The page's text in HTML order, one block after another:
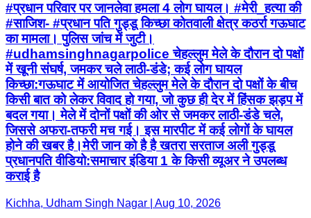
#प्रधान परिवार पर जानलेवा हमला 4 लोग घायल। #मेरी_हत्या की
#साजिश- #प्रधान पति गुड्डू किच्छा कोतवाली क्षेत्र कठर्रा गऊघाट
का मामला। पुलिस जांच में जुटी।
#udhamsinghnagarpolice चेहल्लुम मेले के दौरान दो पक्षों
में खूनी संघर्ष, जमकर चले लाठी-डंडे; कई लोग घायल ​
किच्छा:गऊघाट में आयोजित चेहल्लुम मेले के दौरान दो पक्षों के बीच
किसी बात को लेकर विवाद हो गया, जो कुछ ही देर में हिंसक झड़प में
बदल गया। मेले में दोनों पक्षों की ओर से जमकर लाठी-डंडे चले,
जिससे अफरा-तफरी मच गई। इस मारपीट में कई लोगों के घायल
होने की खबर है। ​मेरी जान को है है खतरा सरताज अली गुड्डू
प्रधानपति वीडियो:समाचार इंडिया 1 के किसी व्यूअर ने उपलब्ध
कराई है
Kichha, Udham Singh Nagar | Aug 10, 2026